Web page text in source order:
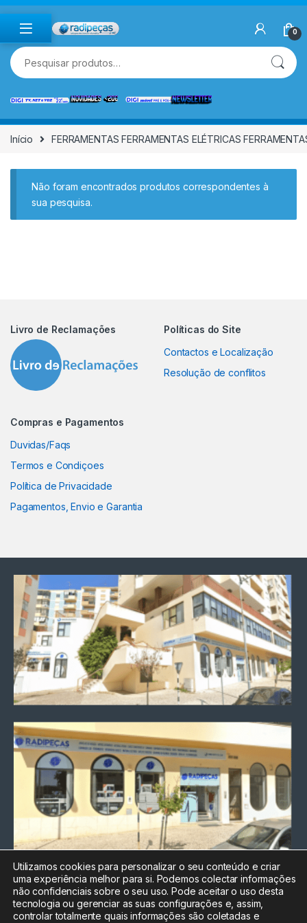
Skip to navigation
Skip to content
0
Pesquisar por:
Início FERRAMENTAS FERRAMENTAS ELÉTRICAS
Não foram encontrados produtos correspondentes à
sua pesquisa.
Livro de Reclamações
Políticas do Site
Contactos e Localização
Resolução de conflitos
Compras e Pagamentos
Duvidas/Faqs
Termos e Condiçoes
Política de Privacidade
Pagamentos, Envio e Garantia
Chamada para a rede fixa
nacional
Electrónica:212
Utilizamos cookies para personalizar o seu conteúdo e criar
uma experiência melhor para si. Podemos colectar informações
não confidenciais sobre o seu uso. Pode aceitar o uso desta
tecnologia ou gerenciar as suas configurações e, assim,
controlar totalmente quais informações são coletadas e